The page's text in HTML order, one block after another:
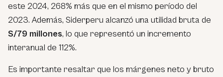
este 2024, 268% más que en el mismo período del
2023. Además, Siderperu alcanzó una utilidad bruta de
S/79 millones, lo que representó un incremento
interanual de 112%.
Es importante resaltar que los márgenes neto y bruto